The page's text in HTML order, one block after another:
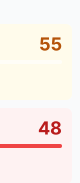
55
48